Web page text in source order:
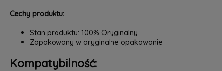
Cechy produktu:
Stan produktu: 100% Oryginalny
Zapakowany w oryginalne opakowanie
Kompatybilność: